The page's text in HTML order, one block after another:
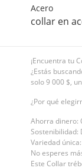
Acero
collar en
¡Encuentra tu
¿Estás
solo 9 000 $,
¿Por qué
Ahorra dinero:
Sostenibilidad:
Variedad
No esperes
Este Collar